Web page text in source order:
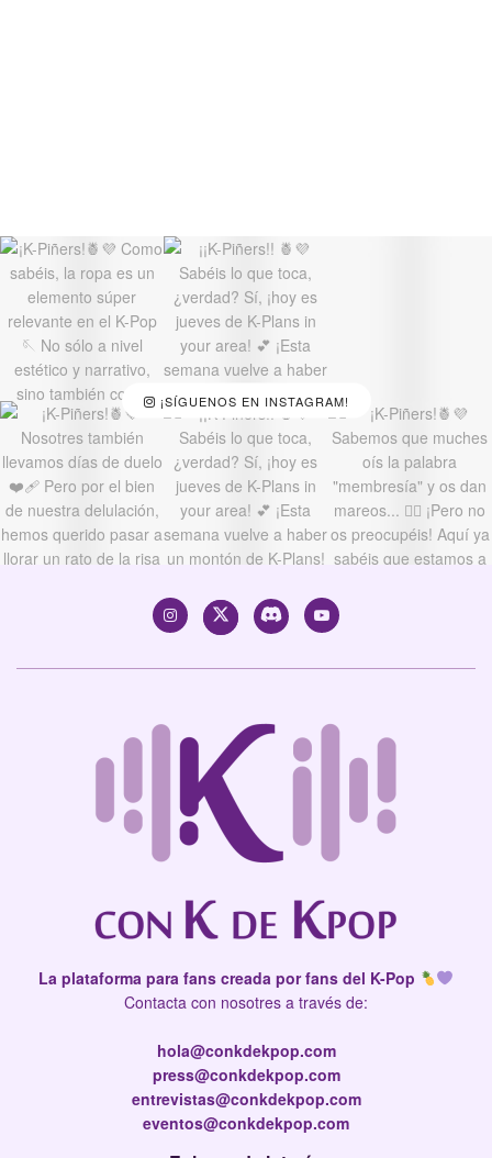
¡SÍGUENOS EN INSTAGRAM!
La plataforma para fans creada por fans del K-Pop
Contacta con nosotres a través de:
hola@conkdekpop.com
press@conkdekpop.com
entrevistas@conkdekpop.com
eventos@conkdekpop.com